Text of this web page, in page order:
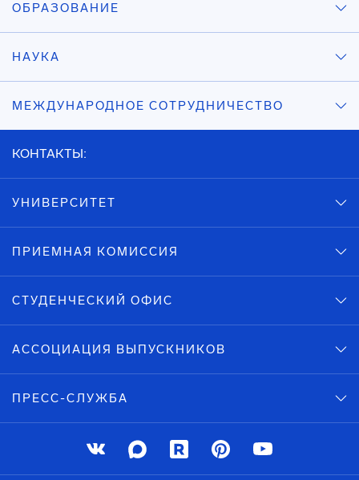
ОБРАЗОВАНИЕ
НАУКА
МЕЖДУНАРОДНОЕ СОТРУДНИЧЕСТВО
КОНТАКТЫ:
УНИВЕРСИТЕТ
ПРИЕМНАЯ КОМИССИЯ
СТУДЕНЧЕСКИЙ ОФИС
АССОЦИАЦИЯ ВЫПУСКНИКОВ
ПРЕСС-СЛУЖБА